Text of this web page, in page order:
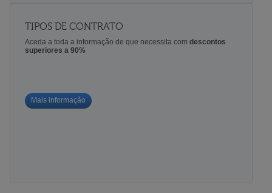
TIPOS DE CONTRATO
Aceda a toda a informação de que necessita com descontos
superiores a 90%
Mais informação